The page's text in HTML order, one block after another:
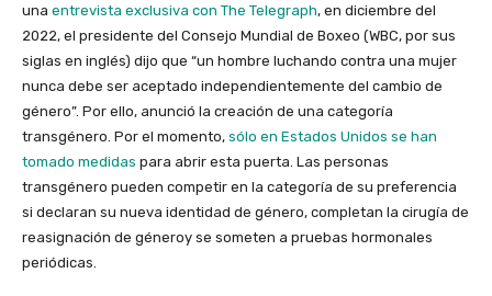
una entrevista exclusiva con The Telegraph, en diciembre del
2022, el presidente del Consejo Mundial de Boxeo (WBC, por sus
siglas en inglés) dijo que “un hombre luchando contra una mujer
nunca debe ser aceptado independientemente del cambio de
género”. Por ello, anunció la creación de una categoría
transgénero. Por el momento, sólo en Estados Unidos se han
tomado medidas para abrir esta puerta. Las personas
transgénero pueden competir en la categoría de su preferencia
si declaran su nueva identidad de género, completan la cirugía de
reasignación de géneroy se someten a pruebas hormonales
periódicas.